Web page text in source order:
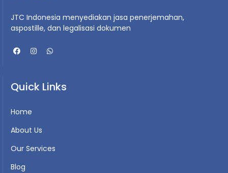
JTC Indonesia menyediakan jasa penerjemahan,
aspostille, dan legalisasi dokumen
Quick Links
Home
About Us
Our Services
Blog